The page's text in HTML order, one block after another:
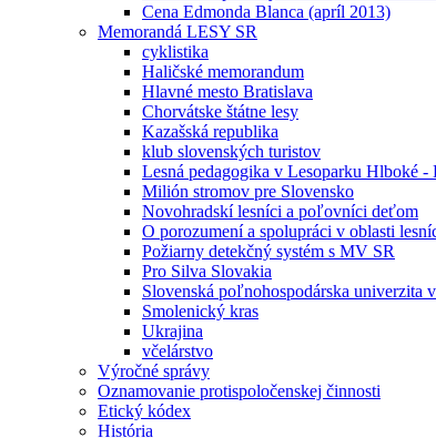
Cena Edmonda Blanca (apríl 2013)
Memorandá LESY SR
cyklistika
Haličské memorandum
Hlavné mesto Bratislava
Chorvátske štátne lesy
Kazašská republika
klub slovenských turistov
Lesná pedagogika v Lesoparku Hlboké -
Milión stromov pre Slovensko
Novohradskí lesníci a poľovníci deťom
O porozumení a spolupráci v oblasti
Požiarny detekčný systém s MV SR
Pro Silva Slovakia
Slovenská poľnohospodárska univerzita
Smolenický kras
Ukrajina
včelárstvo
Výročné správy
Oznamovanie protispoločenskej činnosti
Etický kódex
História